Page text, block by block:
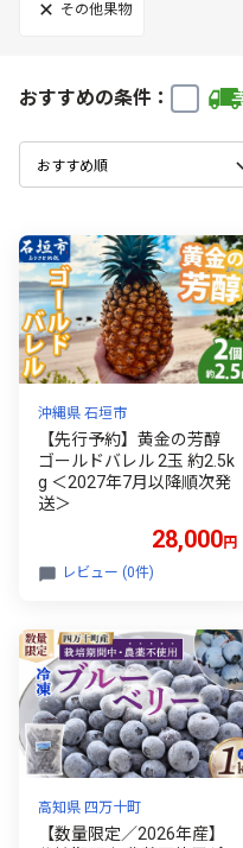
その他果物
おすすめの条件：
沖縄県 石垣市
【先行予約】黄金の芳醇
ゴールドバレル 2玉 約2.5k
g ＜2027年7月以降順次発
送＞
28,000円
レビュー (0件)
高知県 四万十町
【数量限定／2026年産】